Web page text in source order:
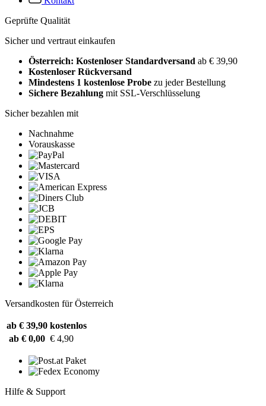
Geprüfte Qualität
Sicher und vertraut einkaufen
Österreich: Kostenloser Standardversand ab € 39,90
Kostenloser Rückversand
Mindestens 1 kostenlose Probe zu jeder Bestellung
Sichere Bezahlung mit SSL-Verschlüsselung
Sicher bezahlen mit
Nachnahme
Vorauskasse
Versandkosten für Österreich
ab € 39,90 kostenlos
ab € 0,00 € 4,90
Hilfe & Support